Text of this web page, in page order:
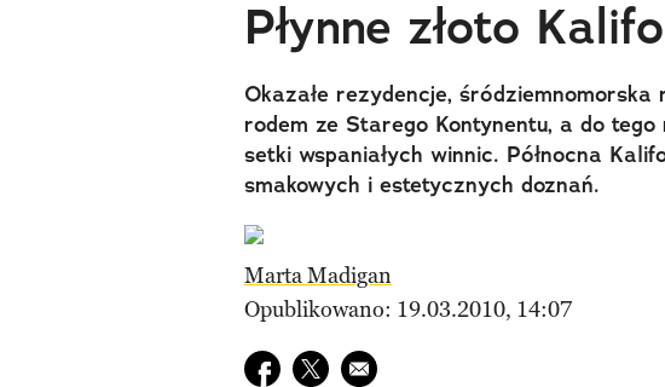
Płynne złoto
Okazałe rezydencje,
rodem ze Starego Kontynentu, a do
setki wspaniałych winnic. Północna
smakowych i estetycznych doznań.
Marta Madigan
Opublikowano: 19.03.2010, 14:07
Udostępnij na facebook
Udostępnij na twitter
E-mail do przyjaciela